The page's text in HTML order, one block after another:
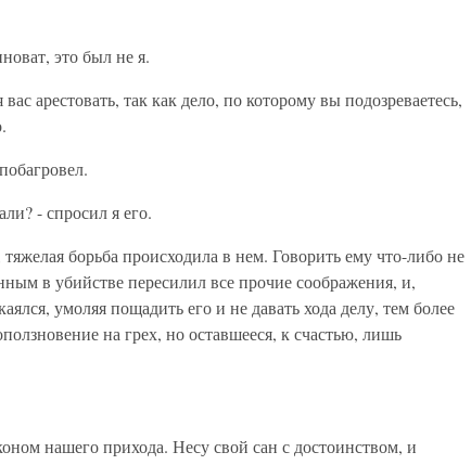
это был не я.
арестовать, так как дело, по которому вы подозреваетесь,
- спросил я его.
борьба происходила в нем. Говорить ему что-либо не
в убийстве пересилил все прочие соображения, и,
умоляя пощадить его и не давать хода делу, тем более
на грех, но оставшееся, к счастью, лишь
нашего прихода. Несу свой сан с достоинством, и